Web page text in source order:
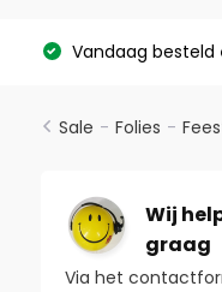
Vandaag besteld
Sale - Folies -
Wij
graag
Via het